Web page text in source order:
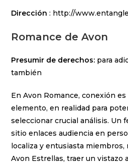
Dirección: http://
Romance de Avon
Presumir de derechos: para
también
En Avon Romance, conexión
elemento, en realidad para
seleccionar crucial análisis. Un
sitio enlaces audiencia en
localiza y entusiasta miembros,
Avon Estrellas, traer un vistazo